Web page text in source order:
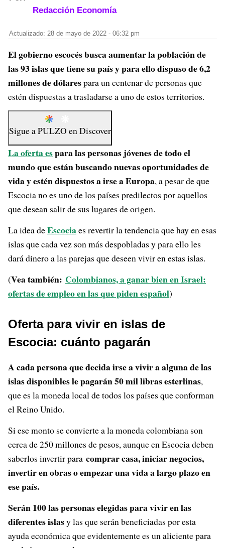
Redacción Economía
Actualizado: 28 de mayo de 2022 - 06:32 pm
El gobierno escocés busca aumentar la población de
las 93 islas que tiene su país y para ello dispuso de 6,2
millones de dólarespara un centenar de personas que
estén dispuestas a trasladarse a uno de estos territorios.
Sigue aPULZO enDiscover
La oferta espara las personas jóvenes de todo el
mundo que están buscando nuevas oportunidades de
vida y estén dispuestos a irse a Europa, a pesar de que
Escocia no es uno de los países predilectos por aquellos
que desean salir de sus lugares de origen.
La idea deEscociaes revertir la tendencia que hay en esas
islas que cada vez son más despobladas y para ello les
dará dinero a las parejas que deseen vivir en estas islas.
(Vea también: Colombianos, a ganar bien en Israel:
ofertas de empleo en las que piden español)
Oferta para vivir en islas de
Escocia: cuánto pagarán
A cada persona que decida irse a vivir a alguna de las
islas disponibles le pagarán 50 mil libras esterlinas,
que es la moneda local de todos los países que conforman
el Reino Unido.
Si ese monto se convierte a la moneda colombiana son
cerca de 250 millones de pesos, aunque en Escocia deben
saberlos invertir para comprar casa, iniciar negocios,
invertir en obras o empezar una vida a largo plazo en
ese país.
Serán 100 las personas elegidas para vivir en las
diferentes islasy las que serán beneficiadas por esta
ayuda económica que evidentemente es un aliciente para